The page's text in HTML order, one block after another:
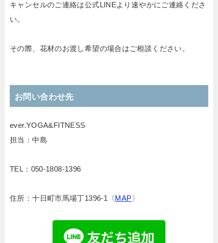
キャンセルのご連絡は公式LINEより速やかにご連絡くださ
い。
その際、花材のお渡し希望の場合はご相談ください。
お問い合わせ先
ever.YOGA&FITNESS
担当：中島
TEL：050-1808-1396
住所：十日町市馬場丁1396-1〈 MAP〉